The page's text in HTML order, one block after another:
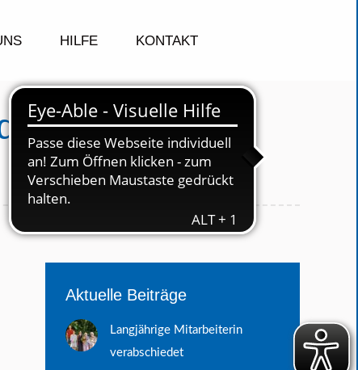
HILFE KONTAKT
Aktuelle Beiträge
Langjährige Mitarbeiterin
verabschiedet